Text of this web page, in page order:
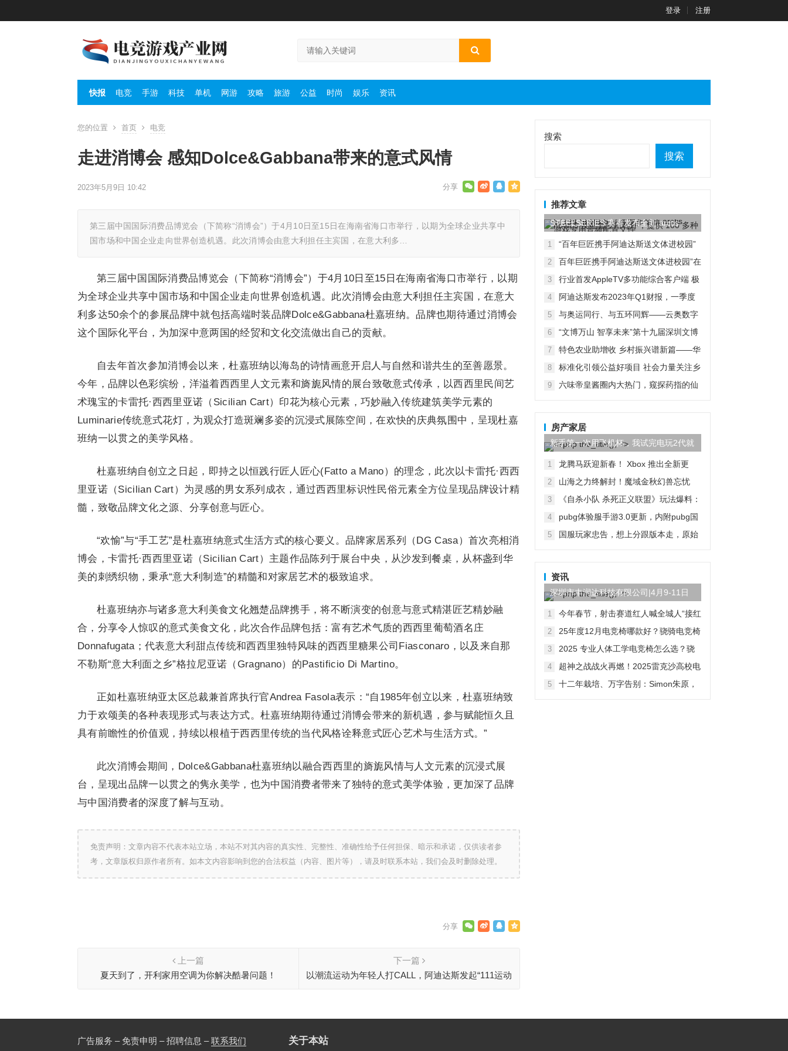
登录 注册
快报 电竞 手游 科技 单机 网游 攻略 旅游 公益 时尚 娱乐 资讯
您的位置 首页 电竞
走进消博会 感知Dolce&Gabbana带来的意式风情
2023年5月9日 10:42
第三届中国国际消费品博览会（下简称“消博会”）于4月10日至15日在海南省海口市举行，以期为全球企业共享中
国市场和中国企业走向世界创造机遇。此次消博会由意大利担任主宾国，在意大利多…
第三届中国国际消费品博览会（下简称“消博会”）于4月10日至15日在海南省海口市举行，以期
为全球企业共享中国市场和中国企业走向世界创造机遇。此次消博会由意大利担任主宾国，在意大
利多达50余个的参展品牌中就包括高端时装品牌Dolce&Gabbana杜嘉班纳。品牌也期待通过消博会
这个国际化平台，为加深中意两国的经贸和文化交流做出自己的贡献。
自去年首次参加消博会以来，杜嘉班纳以海岛的诗情画意开启人与自然和谐共生的至善愿景。
今年，品牌以色彩缤纷，洋溢着西西里人文元素和旖旎风情的展台致敬意式传承，以西西里民间艺
术瑰宝的卡雷托·西西里亚诺（Sicilian Cart）印花为核心元素，巧妙融入传统建筑美学元素的
Luminarie传统意式花灯，为观众打造斑斓多姿的沉浸式展陈空间，在欢快的庆典氛围中，呈现杜嘉
班纳一以贯之的美学风格。
杜嘉班纳自创立之日起，即持之以恒践行匠人匠心(Fatto a Mano）的理念，此次以卡雷托·西西
里亚诺（Sicilian Cart）为灵感的男女系列成衣，通过西西里标识性民俗元素全方位呈现品牌设计精
髓，致敬品牌文化之源、分享创意与匠心。
“欢愉”与“手工艺”是杜嘉班纳意式生活方式的核心要义。品牌家居系列（DG Casa）首次亮相消
博会，卡雷托·西西里亚诺（Sicilian Cart）主题作品陈列于展台中央，从沙发到餐桌，从杯盏到华
美的刺绣织物，秉承“意大利制造”的精髓和对家居艺术的极致追求。
杜嘉班纳亦与诸多意大利美食文化翘楚品牌携手，将不断演变的创意与意式精湛匠艺精妙融
合，分享令人惊叹的意式美食文化，此次合作品牌包括：富有艺术气质的西西里葡萄酒名庄
Donnafugata；代表意大利甜点传统和西西里独特风味的西西里糖果公司Fiasconaro，以及来自那
不勒斯“意大利面之乡”格拉尼亚诺（Gragnano）的Pastificio Di Martino。
正如杜嘉班纳亚太区总裁兼首席执行官Andrea Fasola表示：“自1985年创立以来，杜嘉班纳致
力于欢颂美的各种表现形式与表达方式。杜嘉班纳期待通过消博会带来的新机遇，参与赋能恒久且
具有前瞻性的价值观，持续以根植于西西里传统的当代风格诠释意式匠心艺术与生活方式。”
此次消博会期间，Dolce&Gabbana杜嘉班纳以融合西西里的旖旎风情与人文元素的沉浸式展
台，呈现出品牌一以贯之的隽永美学，也为中国消费者带来了独特的意式美学体验，更加深了品牌
与中国消费者的深度了解与互动。
免责声明：文章内容不代表本站立场，本站不对其内容的真实性、完整性、准确性给予任何担保、暗示和承诺，仅供读者参
考，文章版权归原作者所有。如本文内容影响到您的合法权益（内容、图片等），请及时联系本站，我们会及时删除处理。
上一篇
夏天到了，开利家用空调为你解决酷暑问题！
下一篇
以潮流运动为年轻人打CALL，阿迪达斯发起“111运动
搜索
搜索
推荐文章
STEELSERIES 赛睿发布全新 arctis
nova...
1
“百年巨匠携手阿迪达斯送文体进校园”
2
百年巨匠携手阿迪达斯送文体进校园”在
3
行业首发AppleTV多功能综合客户端 极
4
阿迪达斯发布2023年Q1财报，一季度
5
与奥运同行、与五环同辉——云奥数字
6
“文博万山 智享未来”第十九届深圳文博
7
特色农业助增收 乡村振兴谱新篇——华
8
标准化引领公益好项目 社会力量关注乡
9
六味帝皇酱圈内大热门，窥探药指的仙
房产家居
新手第一次用飞机杯，我试完电玩2代就
回不去了！
1
龙腾马跃迎新春！ Xbox 推出全新更
App
2
山海之力终解封！魔域金秋幻兽忘忧
3
《自杀小队 杀死正义联盟》玩法爆料：
4
pubg体验服手游3.0更新，内附pubg国
5
国服玩家忠告，想上分跟版本走，原始
资讯
深圳市丰润达科技有限公司|4月9-11日
参展第三届AI算力产...
1
今年春节，射击赛道红人喊全城人“接红
2
25年度12月电竞椅哪款好？骁骑电竞椅
3
2025 专业人体工学电竞椅怎么选？骁
4
超神之战战火再燃！2025雷克沙高校电
5
十二年栽培、万字告别：Simon朱原，
广告服务 – 免责申明 – 招聘信息 –联系我们 关于本站